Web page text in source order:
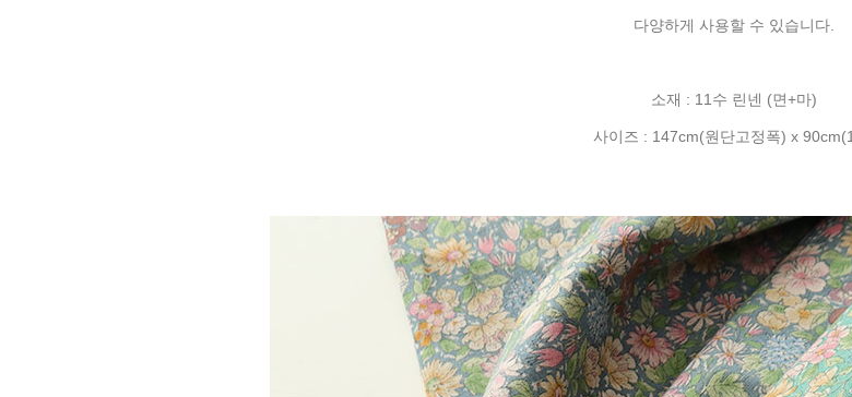
다양하게 사용할 수 있습니다.
소재 : 11수 린넨 (면+마)
사이즈 : 147cm(원단고정폭) x